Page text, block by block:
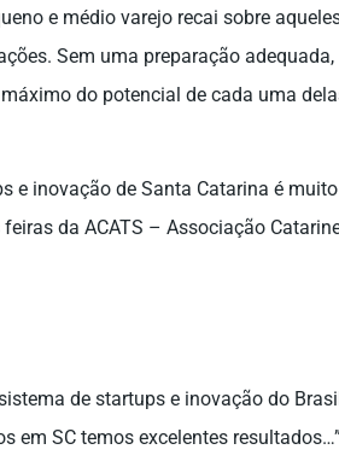
e médio varejo recai sobre
Sem uma preparação
do potencial de cada uma
e inovação de Santa Catarina é
da ACATS – Associação
de startups e inovação do
em SC temos excelentes